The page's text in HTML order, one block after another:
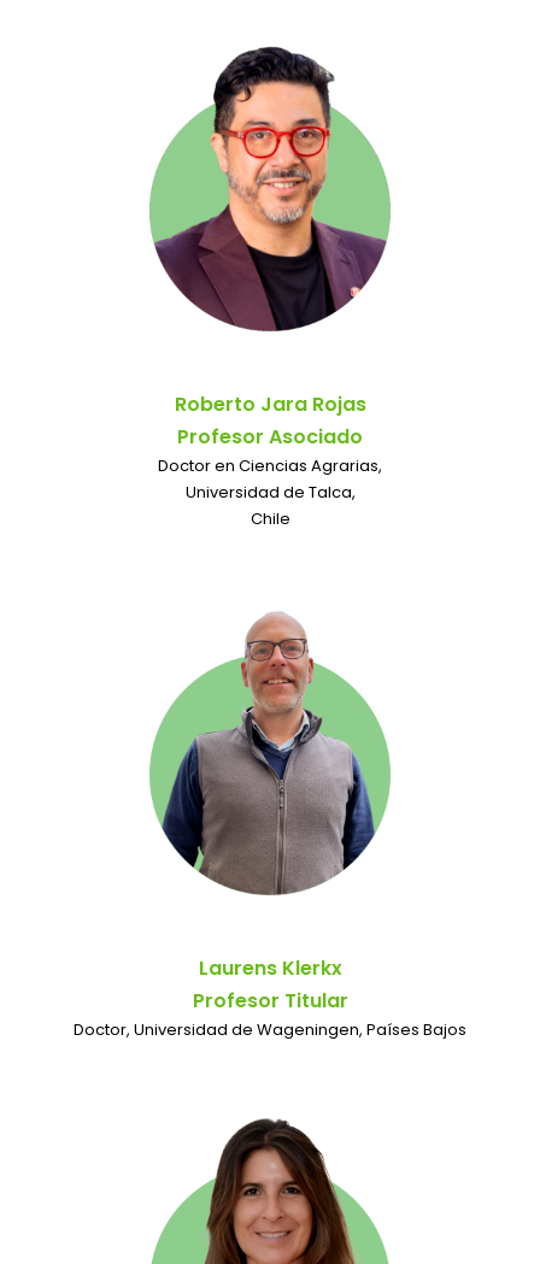
Roberto Jara Rojas
Profesor Asociado
Doctor en Ciencias Agrarias,
Universidad de Talca,
Chile
Laurens Klerkx
Profesor Titular
Doctor, Universidad de Wageningen, Países Bajos